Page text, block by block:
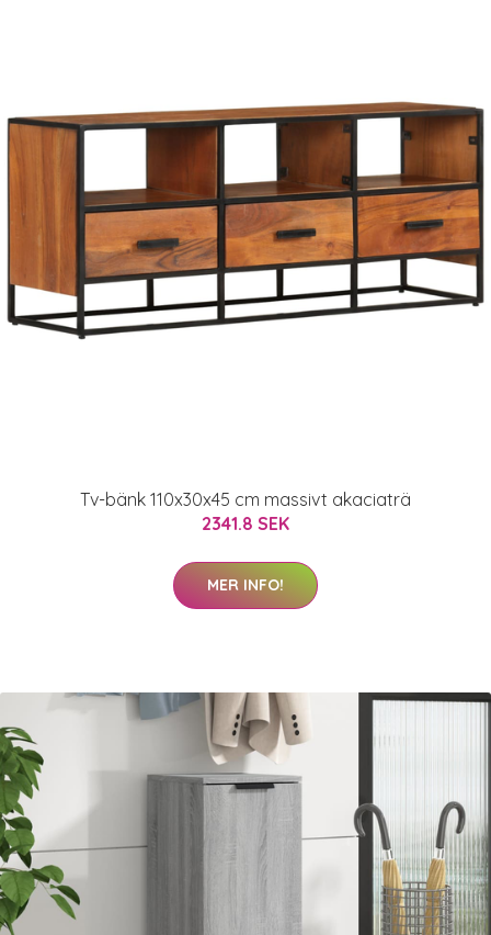
Tv-bänk 110x30x45 cm massivt akaciaträ
2341.8 SEK
MER INFO!